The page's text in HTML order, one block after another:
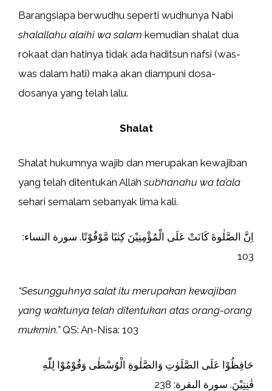
Barangsiapa berwudhu seperti wudhunya Nabi
shalallahu alaihi wa salam kemudian shalat dua
rokaat dan hatinya tidak ada haditsun nafsi (was-
was dalam hati) maka akan diampuni dosa-
dosanya yang telah lalu.
Shalat
Shalat hukumnya wajib dan merupakan kewajiban
yang telah ditentukan Allahsubhanahu wa ta’ala
sehari semalam sebanyak lima kali.
اِنَّ الصَّلٰوةَ كَانَتْ عَلَى الْمُؤْمِنِيْنَ كِتٰبًا مَّوْقُوْتًا. سورة النساء:
103
“Sesungguhnya salat itu merupakan kewajiban
yang waktunya telah ditentukan atas orang-orang
mukmin.”QS: An-Nisa: 103
حَافِظُوْا عَلَى الصَّلَوٰتِ وَالصَّلٰوةِ الْوُسْطٰى وَقُوْمُوْا لِلّٰهِ
قٰنِتِيْنَ. سورة البقرة: 238